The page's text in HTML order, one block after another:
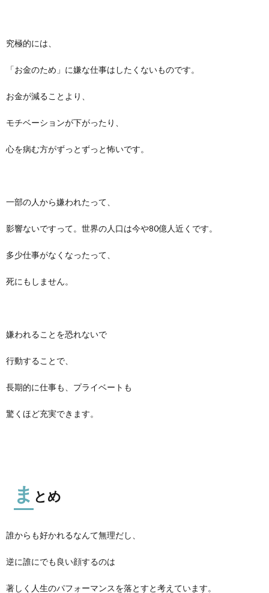
究極的には、
「お金のため」に嫌な仕事はしたくないものです。
お金が減ることより、
モチベーションが下がったり、
心を病む方がずっとずっと怖いです。
一部の人から嫌われたって、
影響ないですって。世界の人口は今や80億人近くです。
多少仕事がなくなったって、
死にもしません。
嫌われることを恐れないで
行動することで、
長期的に仕事も、プライベートも
驚くほど充実できます。
ま とめ
誰からも好かれるなんて無理だし、
逆に誰にでも良い顔するのは
著しく人生のパフォーマンスを落とすと考えています。